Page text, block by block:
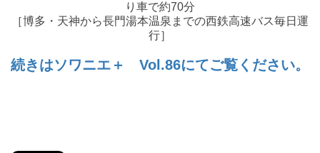
り車で約70分
［博多・天神から長門湯本温泉までの西鉄高速バス毎日運
行］
続きはソワニエ＋ Vol.86にてご覧ください。